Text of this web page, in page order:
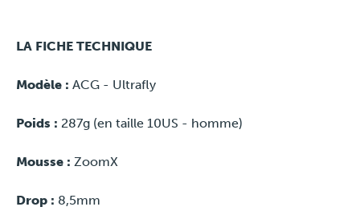
LA FICHE TECHNIQUE
Modèle : ACG - Ultrafly
Poids : 287g (en taille 10US - homme)
Mousse : ZoomX
Drop : 8,5mm